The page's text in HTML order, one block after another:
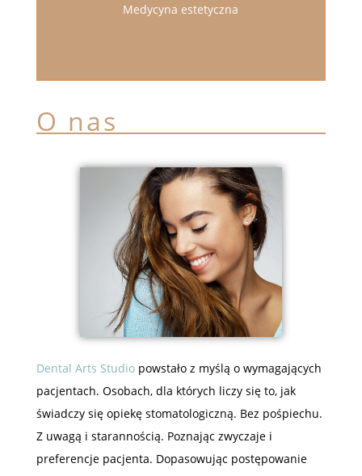
Medycyna estetyczna
O nas
Dental Arts Studiopowstało z myślą o wymagających
pacjentach. Osobach, dla których liczy się to, jak
świadczy się opiekę stomatologiczną. Bez pośpiechu.
Z uwagą i starannością. Poznając zwyczaje i
preferencje pacjenta. Dopasowując postępowanie